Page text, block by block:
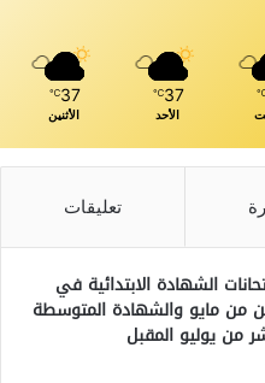
37
℃
الأحد
37
℃
الأثنين
تعليقات
الشهادة الابتدائية في
من مايو والشهادة المتوسطة
من يوليو المقبل